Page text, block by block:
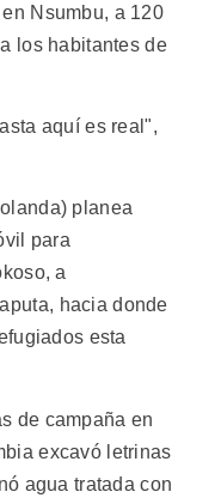
Nsumbu, a 120
los habitantes de
aquí es real",
planea
para
a
hacia donde
esta
de campaña en
excavó letrinas
agua tratada con